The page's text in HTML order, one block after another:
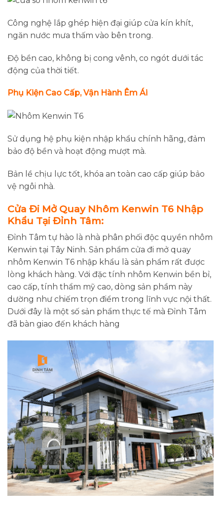
Công nghệ lắp ghép hiện đại giúp cửa kín khít,
ngăn nước mưa thấm vào bên trong.
Độ bền cao, không bị cong vênh, co ngót dưới tác
động của thời tiết.
Phụ Kiện Cao Cấp, Vận Hành Êm Ái
Sử dụng hệ phụ kiện nhập khẩu chính hãng, đảm
bảo độ bền và hoạt động mượt mà.
Bản lề chịu lực tốt, khóa an toàn cao cấp giúp bảo
vệ ngôi nhà.
Cửa Đi Mở Quay Nhôm Kenwin T6 Nhập
Khẩu Tại Đỉnh Tâm:
Đỉnh Tâm tự hào là nhà phân phối độc quyền nhôm
Kenwin tại Tây Ninh. Sản phẩm cửa đi mở quay
nhôm Kenwin T6 nhập khẩu là sản phẩm rất được
lòng khách hàng. Với đặc tính nhôm Kenwin bền bỉ,
cao cấp, tính thẩm mỹ cao, dòng sản phầm này
dường như chiếm trọn điểm trong lĩnh vực nội thất.
Dưới đây là một số sản phẩm thực tế mà Đỉnh Tâm
đã bàn giao đến khách hàng